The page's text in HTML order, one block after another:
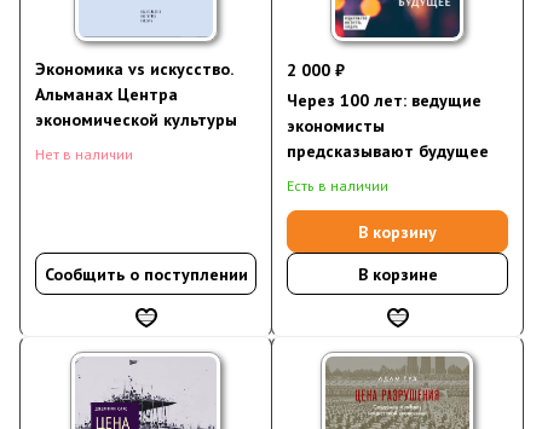
Экономика vs искусство.
Альманах Центра
экономической культуры
Нет в наличии
Сообщить о поступлении
2 000 ₽
Через 100 лет: ведущие
экономисты
предсказывают будущее
Есть в наличии
В корзину
В корзине